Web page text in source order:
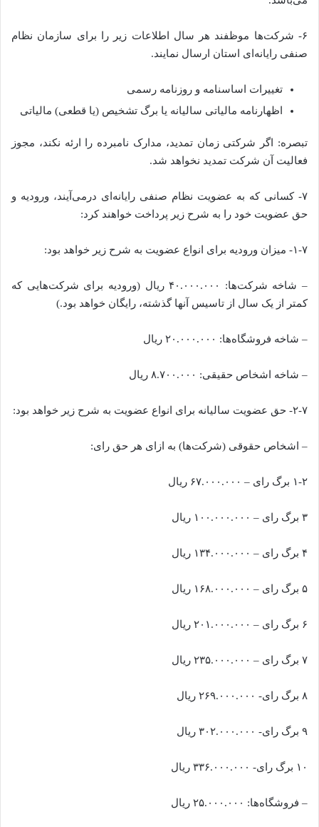
۶- شرکت‌ها موظفند هر سال اطلاعات زیر را برای سازمان نظام
صنفی رایانه‌ای استان ارسال نمایند.
تغییرات اساسنامه و روزنامه رسمی
اظهارنامه مالیاتی سالیانه یا برگ تشخیص (یا قطعی) مالیاتی
تبصره: اگر شرکتی زمان تمدید، مدارک نامبرده را ارئه نکند، مجوز
فعالیت آن شرکت تمدید نخواهد شد.
۷- کسانی که به عضویت نظام صنفی رایانه‌ای درمی‌آیند، ورودیه و
حق عضویت خود را به شرح زیر پرداخت خواهند کرد:
۱-۷- میزان ورودیه برای انواع عضویت به شرح زیر خواهد بود:
– شاخه شرکت‌ها: ۴۰.۰۰۰.۰۰۰ ریال (ورودیه برای شرکت‌هایی که
کمتر از یک سال از تاسیس آنها گذشته، رایگان خواهد بود.)
– شاخه فروشگاه‌ها: ۲۰.۰۰۰.۰۰۰ ریال
– شاخه اشخاص حقیقی: ۸.۷۰۰.۰۰۰ ریال
۲-۷- حق عضویت سالیانه برای انواع عضویت به شرح زیر خواهد بود:
– اشخاص حقوقی (شرکت‌ها) به ازای هر حق رای:
۱-۲ برگ رای – ۶۷.۰۰۰.۰۰۰ ریال
۳ برگ رای – ۱۰۰.۰۰۰.۰۰۰ ریال
۴ برگ رای – ۱۳۴.۰۰۰.۰۰۰ ریال
۵ برگ رای – ۱۶۸.۰۰۰.۰۰۰ ریال
۶ برگ رای – ۲۰۱.۰۰۰.۰۰۰ ریال
۷ برگ رای – ۲۳۵.۰۰۰.۰۰۰ ریال
۸ برگ رای- ۲۶۹.۰۰۰.۰۰۰ ریال
۹ برگ رای- ۳۰۲.۰۰۰.۰۰۰ ریال
۱۰ برگ رای- ۳۳۶.۰۰۰.۰۰۰ ریال
– فروشگاه‌ها: ۲۵.۰۰۰.۰۰۰ ریال